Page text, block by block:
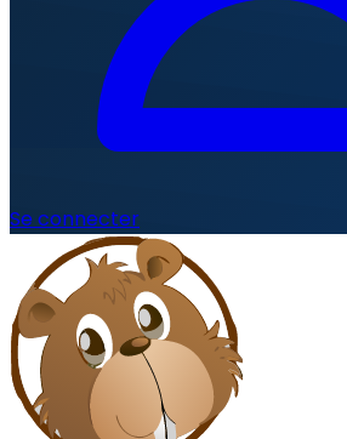
Se connecter